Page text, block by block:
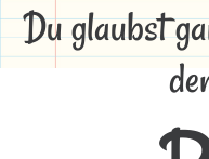
Du glaubst